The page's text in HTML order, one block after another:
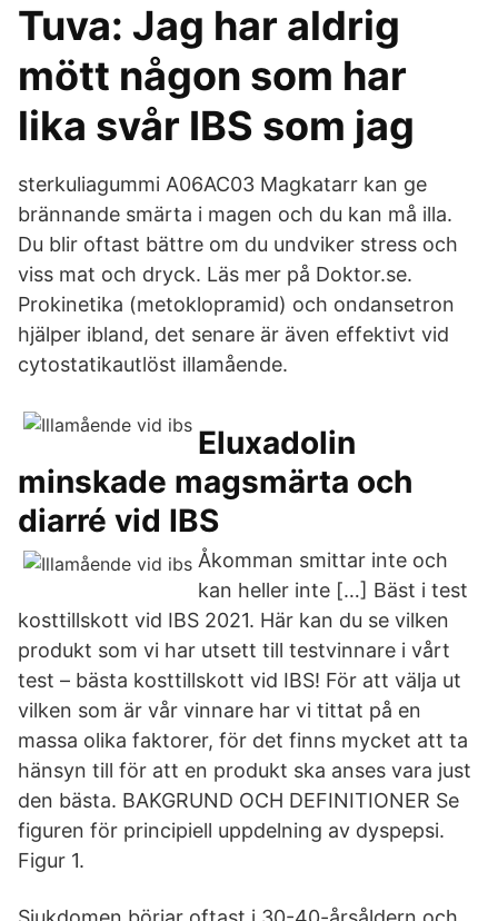
Tuva: Jag har aldrig
mött någon som har
lika svår IBS som jag
sterkuliagummi A06AC03 Magkatarr kan ge
brännande smärta i magen och du kan må illa.
Du blir oftast bättre om du undviker stress och
viss mat och dryck. Läs mer på Doktor.se.
Prokinetika (metoklopramid) och ondansetron
hjälper ibland, det senare är även effektivt vid
cytostatikautlöst illamående.
Eluxadolin
minskade magsmärta och
diarré vid IBS
Åkomman smittar inte och
kan heller inte […] Bäst i test
kosttillskott vid IBS 2021. Här kan du se vilken
produkt som vi har utsett till testvinnare i vårt
test – bästa kosttillskott vid IBS! För att välja ut
vilken som är vår vinnare har vi tittat på en
massa olika faktorer, för det finns mycket att ta
hänsyn till för att en produkt ska anses vara just
den bästa. BAKGRUND OCH DEFINITIONER Se
figuren för principiell uppdelning av dyspepsi.
Figur 1.